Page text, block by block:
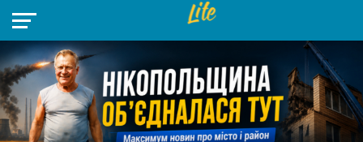
НІКОПОЛЬ
РАЙОН
СІЧЕСЛАВСЬКА
УКРАЇНА
РЕТРО
НІКОПОЛЬ
ЛАЙТ
УКРАЇНА
ДОПОМОГА
РАДІО